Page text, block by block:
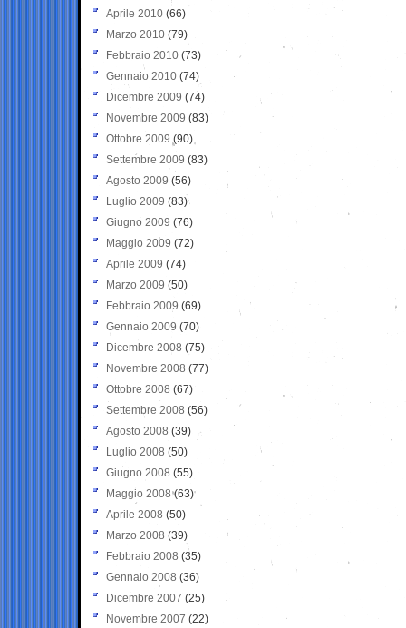
Aprile 2010 (66)
Marzo 2010 (79)
Febbraio 2010 (73)
Gennaio 2010 (74)
Dicembre 2009 (74)
Novembre 2009 (83)
Ottobre 2009 (90)
Settembre 2009 (83)
Agosto 2009 (56)
Luglio 2009 (83)
Giugno 2009 (76)
Maggio 2009 (72)
Aprile 2009 (74)
Marzo 2009 (50)
Febbraio 2009 (69)
Gennaio 2009 (70)
Dicembre 2008 (75)
Novembre 2008 (77)
Ottobre 2008 (67)
Settembre 2008 (56)
Agosto 2008 (39)
Luglio 2008 (50)
Giugno 2008 (55)
Maggio 2008(63)
Aprile 2008 (50)
Marzo 2008 (39)
Febbraio 2008 (35)
Gennaio 2008 (36)
Dicembre 2007 (25)
Novembre 2007 (22)